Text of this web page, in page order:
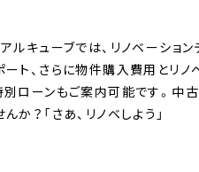
ルキューブでは、リノベーショ
ト、さらに物件購入費用とリ
ローンもご案内可能です。中
か？「さあ、リノベしよう」